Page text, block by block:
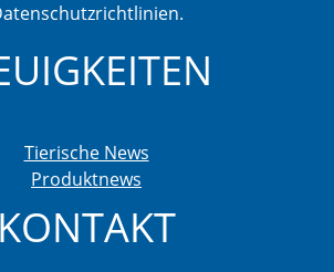
Tierische News
Produktnews
KONTAKT